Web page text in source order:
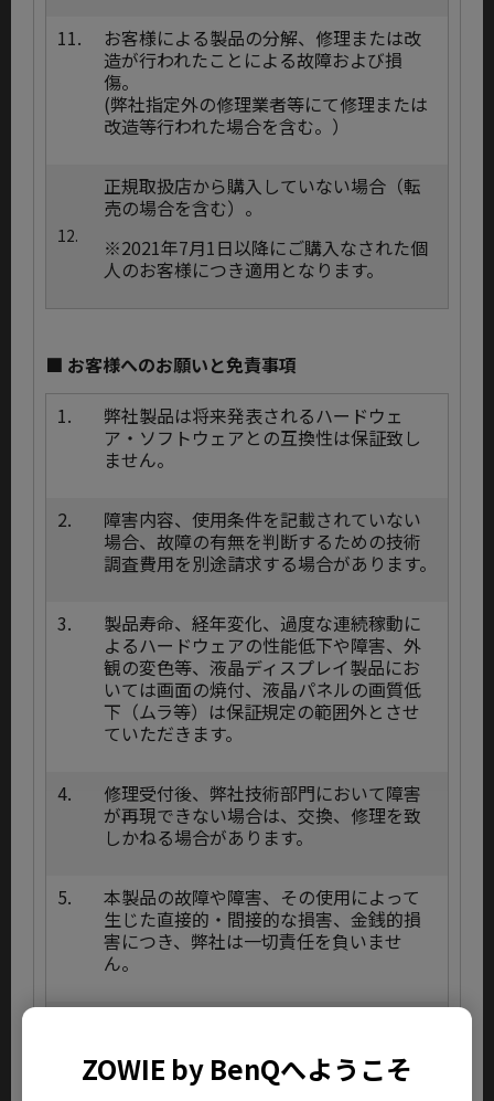
ZOWIE by BenQへようこそ
11.
お客様による製品の分解、修理または改
造が行われたことによる故障および損
傷。
(弊社指定外の修理業者等にて修理または
改造等行われた場合を含む。）
12.
正規取扱店から購入していない場合（転
売の場合を含む）。
※2021年7月1日以降にご購入なされた個
人のお客様につき適用となります。
■ お客様へのお願いと免責事項
1.
弊社製品は将来発表されるハードウェ
ア・ソフトウェアとの互換性は保証致し
ません。
2.
障害内容、使用条件を記載されていない
場合、故障の有無を判断するための技術
調査費用を別途請求する場合があります。
3.
製品寿命、経年変化、過度な連続稼動に
よるハードウェアの性能低下や障害、外
観の変色等、液晶ディスプレイ製品にお
いては画面の焼付、液晶パネルの画質低
下（ムラ等）は保証規定の範囲外とさせ
ていただきます。
4.
修理受付後、弊社技術部門において障害
が再現できない場合は、交換、修理を致
しかねる場合があります。
5.
本製品の故障や障害、その使用によって
生じた直接的・間接的な損害、金銭的損
害につき、弊社は一切責任を負いませ
ん。
ぼす医療装置、及び直接的な防衛軍事目
的以外の用途においてのみ使用される場